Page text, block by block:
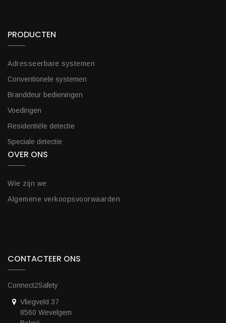
PRODUCTEN
Adresseerbare systemen
Conventionele systemen
Branddeur bedieningen
Voedingen
Residentiële detectie
Speciale detectie
OVER ONS
Wie zijn we
Algemene verkoopsvoorwaarden
CONTACTEER ONS
Connect2Safety
Vliegveld 37
8560 Wevelgem